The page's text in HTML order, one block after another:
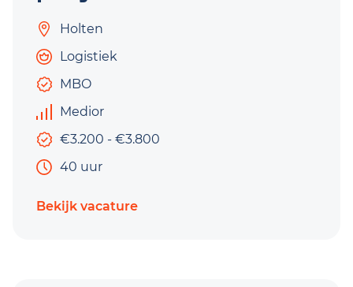
Holten
Logistiek
MBO
Medior
€3.200 - €3.800
40 uur
Bekijk vacature